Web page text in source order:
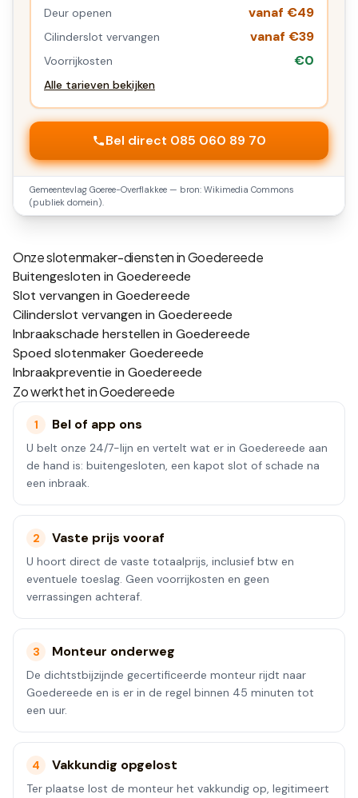
Deur openen
vanaf €49
Cilinderslot vervangen vanaf €39
Voorrijkosten €0
Alle tarieven bekijken
Bel direct 085 060 89 70
Gemeentevlag Goeree-Overflakkee — bron: Wikimedia Commons
(publiek domein).
Onze slotenmaker-diensten inGoedereede
Buitengesloten in Goedereede
Slot vervangen in Goedereede
Cilinderslot vervangen in Goedereede
Inbraakschade herstellen in Goedereede
Spoed slotenmaker Goedereede
Inbraakpreventie in Goedereede
Zo werkt het inGoedereede
1 Bel of app ons
U belt onze 24/7-lijn en vertelt wat er in Goedereede aan
de hand is: buitengesloten, een kapot slot of schade na
een inbraak.
2 Vaste prijs vooraf
U hoort direct de vaste totaalprijs, inclusief btw en
eventuele toeslag. Geen voorrijkosten en geen
verrassingen achteraf.
3 Monteur onderweg
De dichtstbijzijnde gecertificeerde monteur rijdt naar
Goedereede en is er in de regel binnen 45 minuten tot
een uur.
4 Vakkundig opgelost
Ter plaatse lost de monteur het vakkundig op, legitimeert